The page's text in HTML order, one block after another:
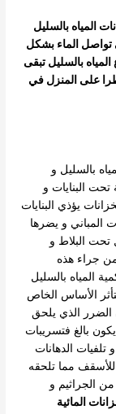
المياه بالسليل
تواصل الماء بشكل
بالسليل تبقى
على المنزل في
بالسليل و
البنايات و
يؤذي البنايات
المباني و يضرها
تحت البلاط و
جراء هذه
المياه بالسليل
الأساس الخاص
الذي يلحق
بالغ فتسريبات
الدهانات
مما تلحقه
الجراثيم و
المائية